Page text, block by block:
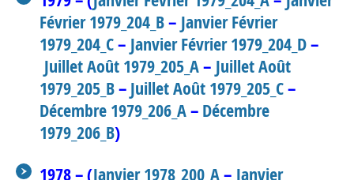
Février 1979_204_B– Janvier Février
1979_204_C– Janvier Février 1979_204_D–
Juillet Août 1979_205_A– Juillet Août
1979_205_B– Juillet Août 1979_205_C–
Décembre 1979_206_A– Décembre
1979_206_B)
1978 – (Janvier 1978_200_A– Janvier